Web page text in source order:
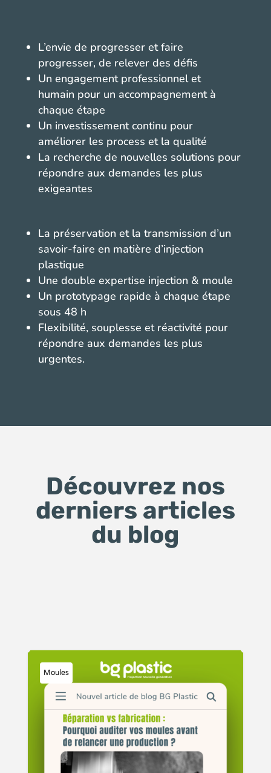
L’envie de progresser et faire
progresser, de relever des défis
Un engagement professionnel et
humain pour un accompagnement à
chaque étape
Un investissement continu pour
améliorer les process et la qualité
La recherche de nouvelles solutions pour
répondre aux demandes les plus
exigeantes
La préservation et la transmission d’un
savoir-faire en matière d’injection
plastique
Une double expertise injection & moule
Un prototypage rapide à chaque étape
sous 48 h
Flexibilité, souplesse et réactivité pour
répondre aux demandes les plus
urgentes.
Découvrez nos
derniers articles
du blog
Moules